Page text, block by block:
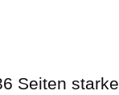
Seiten